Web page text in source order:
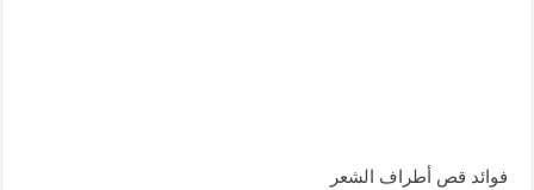
فوائد قص أطراف الشعر